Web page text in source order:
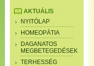
AKTUÁLIS
NYITÓLAP
HOMEOPÁTIA
DAGANATOS
MEGBETEGEDÉSEK
TERHESSÉG